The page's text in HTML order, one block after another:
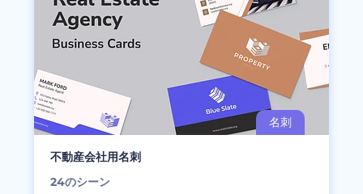
不動産会社用名刺
24のシーン